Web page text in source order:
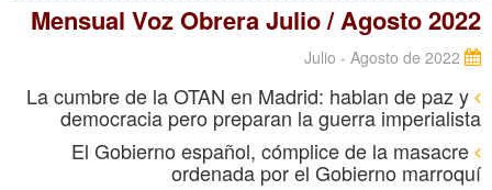
Mensual Voz Obrera Julio / Agosto 2022
La cumbre de la OTAN en Madrid: hablan de paz y
democracia pero preparan la guerra imperialista
El Gobierno español, cómplice de la masacre
ordenada por el Gobierno marroquí